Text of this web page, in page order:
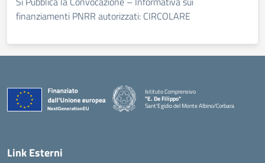
finanziamenti PNRR autorizzati: CIRCOLARE
Istituto Comprensivo
"E. De Filippo"
Sant'Egidio del Monte Albino/Corbara
Link Esterni